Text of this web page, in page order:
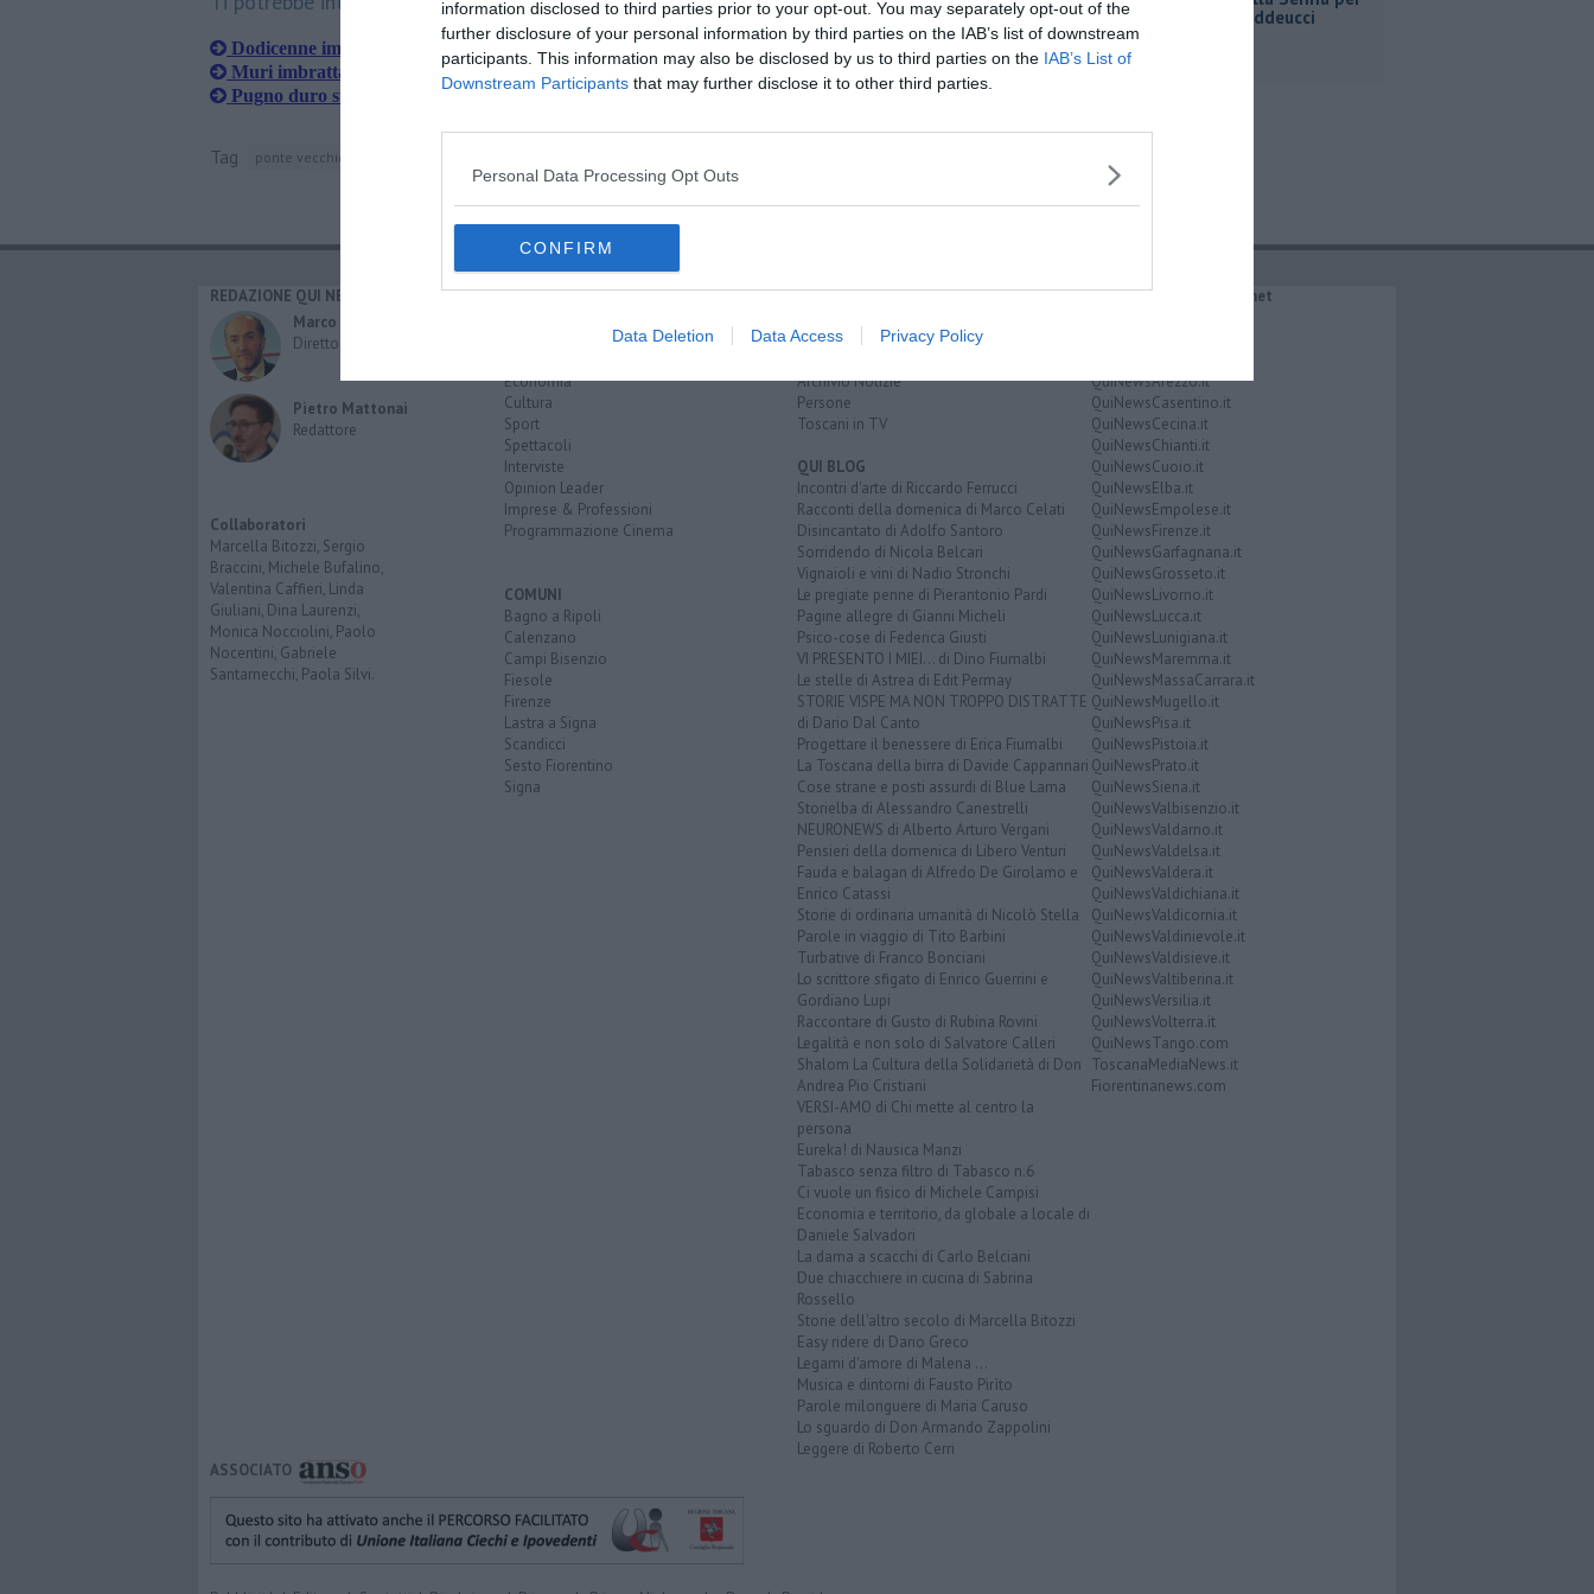
information disclosed to third parties prior to your opt-out. You may separately opt-out of the
further disclosure of your personal information by third parties on the IAB’s list of downstream
participants. This information may also be disclosed by us to third parties on the IAB’s List of
Downstream Participants that may further disclose it to other third parties.
Personal Data Processing Opt Outs
CONFIRM
Data Deletion Data Access Privacy Policy
Dodicenne imbratta le auto in sosta con lo spray
Muri imbrattati, sindaco e studenti ripuliscono
Pugno duro sui graffiti ma il regolamento non c'è
Tag ponte vecchio
Ginevra Taddeucci
REDAZIONE QUI NEWS
Marco Migli
Direttore Responsabile
Pietro Mattonai
Redattore
Collaboratori
Marcella Bitozzi, Sergio
Braccini, Michele Bufalino,
Valentina Caffieri, Linda
Giuliani, Dina Laurenzi,
Monica Nocciolini, Paolo
Nocentini, Gabriele
Santarnecchi, Paola Silvi.
CATEGORIE
Economia
Cultura
Sport
Spettacoli
Interviste
Opinion Leader
Imprese & Professioni
Programmazione Cinema
COMUNI
Bagno a Ripoli
Calenzano
Campi Bisenzio
Fiesole
Firenze
Lastra a Signa
Scandicci
Sesto Fiorentino
Signa
RUBRICHE
Più Letti della settimana
Archivio Notizie
Persone
Toscani in TV
QUI BLOG
Incontri d'arte di Riccardo Ferrucci
Racconti della domenica di Marco Celati
Disincantato di Adolfo Santoro
Sorridendo di Nicola Belcari
Vignaioli e vini di Nadio Stronchi
Le pregiate penne di Pierantonio Pardi
Pagine allegre di Gianni Micheli
Psico-cose di Federica Giusti
VI PRESENTO I MIEI... di Dino Fiumalbi
Le stelle di Astrea di Edit Permay
STORIE VISPE MA NON TROPPO DISTRATTE
di Dario Dal Canto
Progettare il benessere di Erica Fiumalbi
La Toscana della birra di Davide Cappannari
Cose strane e posti assurdi di Blue Lama
Storielba di Alessandro Canestrelli
NEURONEWS di Alberto Arturo Vergani
Pensieri della domenica di Libero Venturi
Fauda e balagan di Alfredo De Girolamo e
Enrico Catassi
Storie di ordinaria umanità di Nicolò Stella
Parole in viaggio di Tito Barbini
Turbative di Franco Bonciani
Lo scrittore sfigato di Enrico Guerrini e
Gordiano Lupi
Raccontare di Gusto di Rubina Rovini
Legalità e non solo di Salvatore Calleri
Shalom La Cultura della Solidarietà di Don
Andrea Pio Cristiani
VERSI-AMO di Chi mette al centro la
persona
Eureka! di Nausica Manzi
Tabasco senza filtro di Tabasco n.6
Ci vuole un fisico di Michele Campisi
Economia e territorio, da globale a locale di
Daniele Salvadori
La dama a scacchi di Carlo Belciani
Due chiacchiere in cucina di Sabrina
Rossello
Storie dell'altro secolo di Marcella Bitozzi
Easy ridere di Dario Greco
Legami d'amore di Malena ...
Musica e dintorni di Fausto Pirìto
Parole milonguere di Maria Caruso
Lo sguardo di Don Armando Zappolini
Leggere di Roberto Cerri
IL NETWORK QuiNews.net
QuiNewsArezzo.it
QuiNewsCasentino.it
QuiNewsCecina.it
QuiNewsChianti.it
QuiNewsCuoio.it
QuiNewsElba.it
QuiNewsEmpolese.it
QuiNewsFirenze.it
QuiNewsGarfagnana.it
QuiNewsGrosseto.it
QuiNewsLivorno.it
QuiNewsLucca.it
QuiNewsLunigiana.it
QuiNewsMaremma.it
QuiNewsMassaCarrara.it
QuiNewsMugello.it
QuiNewsPisa.it
QuiNewsPistoia.it
QuiNewsPrato.it
QuiNewsSiena.it
QuiNewsValbisenzio.it
QuiNewsValdarno.it
QuiNewsValdelsa.it
QuiNewsValdera.it
QuiNewsValdichiana.it
QuiNewsValdicornia.it
QuiNewsValdinievole.it
QuiNewsValdisieve.it
QuiNewsValtiberina.it
QuiNewsVersilia.it
QuiNewsVolterra.it
QuiNewsTango.com
ToscanaMediaNews.it
Fiorentinanews.com
ASSOCIATO